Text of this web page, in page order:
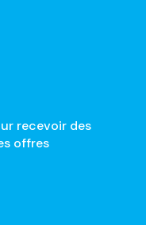
recevoir des
offres